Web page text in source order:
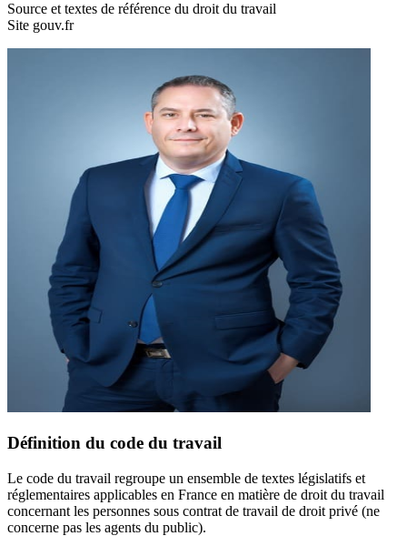
Source et textes de référence du droit du travail
Site gouv.fr
Définition du code du travail
Le code du travail regroupe un ensemble de textes législatifs et
réglementaires applicables en France en matière de droit du travail
concernant les personnes sous contrat de travail de droit privé (ne
concerne pas les agents du public).